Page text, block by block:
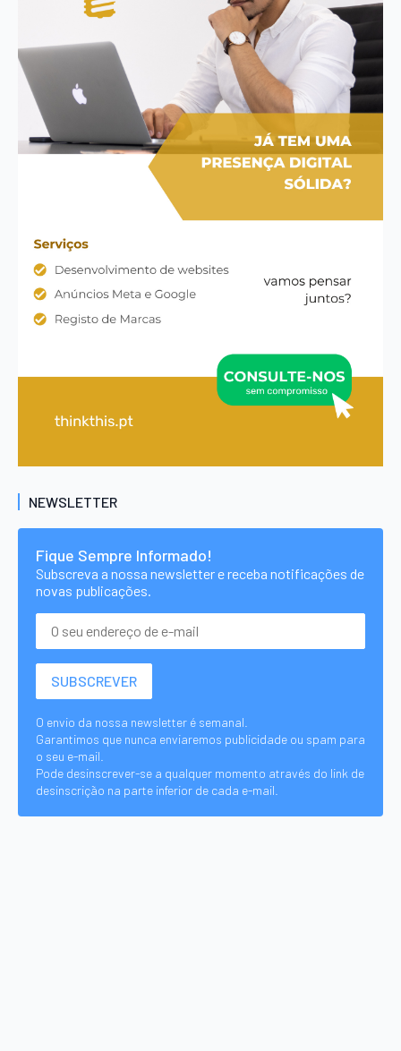
NEWSLETTER
Fique Sempre Informado!
Subscreva a nossa newsletter e receba notificações de
novas publicações.
O envio da nossa newsletter é semanal.
Garantimos que nunca enviaremos publicidade ou spam para
o seu e-mail.
Pode desinscrever-se a qualquer momento através do link de
desinscrição na parte inferior de cada e-mail.